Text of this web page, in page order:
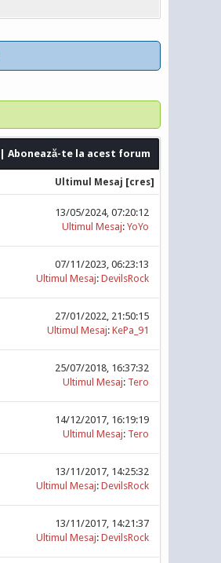
Abonează-te la acest forum
Ultimul Mesaj [cres]
13/05/2024, 07:20:12
Ultimul Mesaj: YoYo
07/11/2023, 06:23:13
Ultimul Mesaj: DevilsRock
27/01/2022, 21:50:15
Ultimul Mesaj: KePa_91
25/07/2018, 16:37:32
Ultimul Mesaj: Tero
14/12/2017, 16:19:19
Ultimul Mesaj: Tero
13/11/2017, 14:25:32
Ultimul Mesaj: DevilsRock
13/11/2017, 14:21:37
Ultimul Mesaj: DevilsRock